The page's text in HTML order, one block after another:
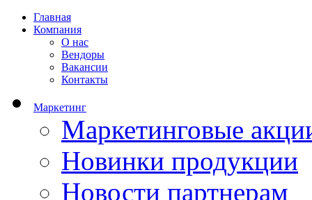
Главная
Компания
О нас
Вендоры
Вакансии
Контакты
Маркетинг
Маркетинговые
Новинки продукции
Новости партнерам